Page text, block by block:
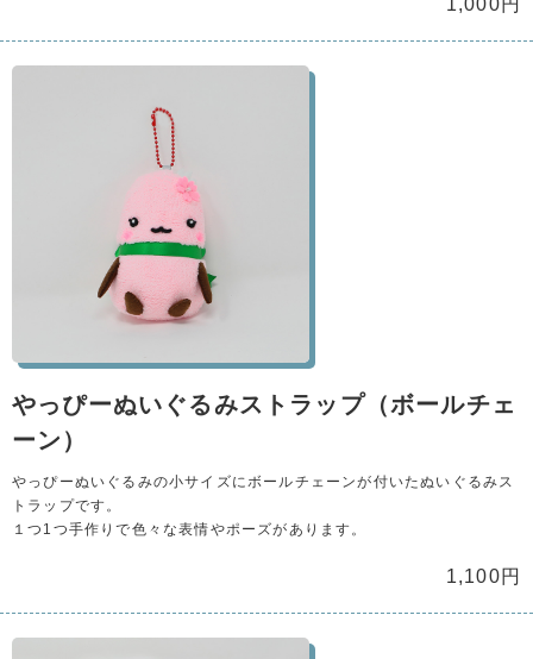
1,000円
やっぴーぬいぐるみストラップ（ボールチェ
ーン）
やっぴーぬいぐるみの小サイズにボールチェーンが付いたぬいぐるみス
トラップです。
１つ1つ手作りで色々な表情やポーズがあります。
1,100円